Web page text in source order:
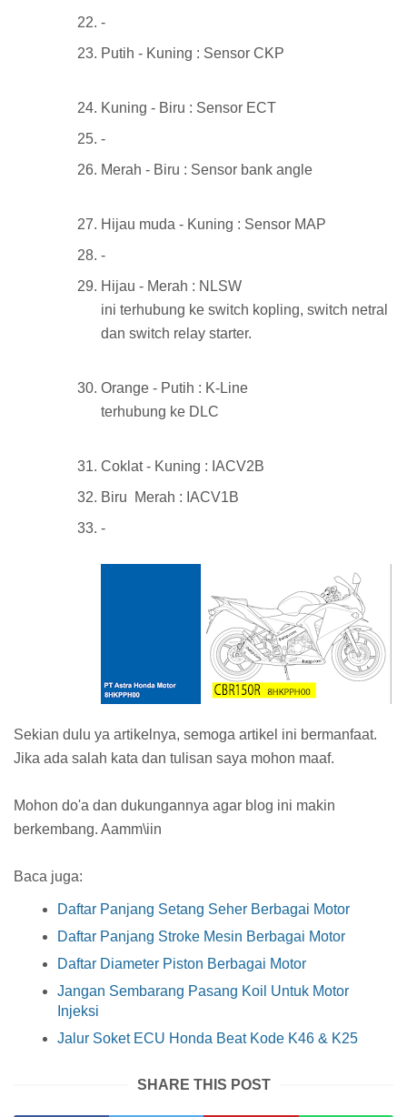
-
Putih - Kuning : Sensor CKP
Kuning - Biru : Sensor ECT
-
Merah - Biru : Sensor bank angle
Hijau muda - Kuning : Sensor MAP
-
Hijau - Merah : NLSW
ini terhubung ke switch kopling, switch netral
dan switch relay starter.
Orange - Putih : K-Line
terhubung ke DLC
Coklat - Kuning : IACV2B
Biru Merah : IACV1B
-
Sekian dulu ya artikelnya, semoga artikel ini bermanfaat.
Jika ada salah kata dan tulisan saya mohon maaf.
Mohon do'a dan dukungannya agar blog ini makin
berkembang. Aamm\iin
Baca juga:
Daftar Panjang Setang Seher Berbagai Motor
Daftar Panjang Stroke Mesin Berbagai Motor
Daftar Diameter Piston Berbagai Motor
Jangan Sembarang Pasang Koil Untuk Motor
Injeksi
Jalur Soket ECU Honda Beat Kode K46 & K25
SHARE THIS POST